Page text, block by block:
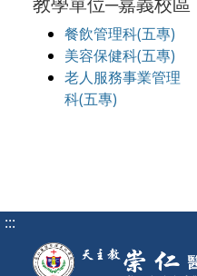
餐飲管理科(五專)
美容保健科(五專)
老人服務事業管理
科(五專)
:::